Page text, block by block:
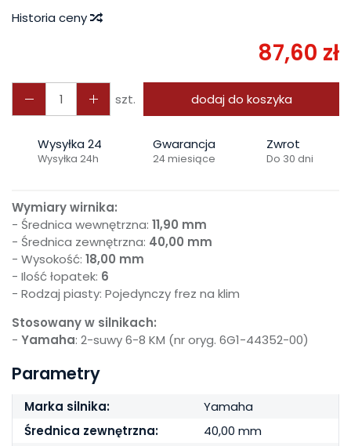
Historia ceny
87,60 zł
szt. dodaj do koszyka
Wysyłka 24
Wysyłka 24h
Gwarancja
24 miesiące
Zwrot
Do 30 dni
Wymiary wirnika:
- Średnica wewnętrzna: 11,90 mm
- Średnica zewnętrzna: 40,00 mm
- Wysokość: 18,00 mm
- Ilość łopatek: 6
- Rodzaj piasty: Pojedynczy frez na klim
Stosowany w silnikach:
- Yamaha: 2-suwy 6-8 KM (nr oryg. 6G1-44352-00)
Parametry
Marka silnika:
Yamaha
Średnica zewnętrzna:
40,00 mm